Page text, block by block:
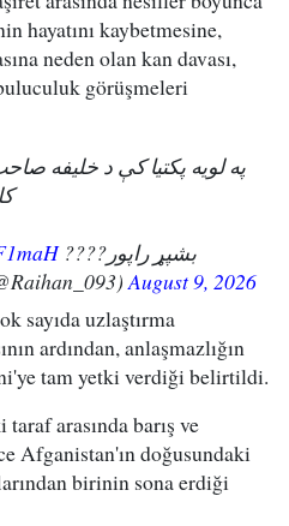
hayatını kaybetmesine,
neden olan kan davası,
görüşmeleri
په لویه پکتیا کې د خلیفه
بشپړ راپور????
August 9, 2026
sayıda uzlaştırma
ardından, anlaşmazlığın
tam yetki verdiği belirtildi.
arasında barış ve
Afganistan'ın doğusundaki
birinin sona erdiği